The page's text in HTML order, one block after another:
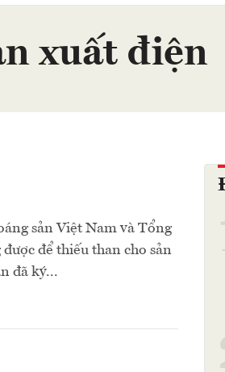
xuất điện
sản Việt Nam và Tổng
để thiếu than cho sản
đã ký...